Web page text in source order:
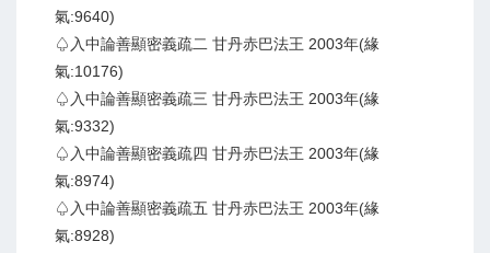
氣:9640)
♤入中論善顯密義疏二 甘丹赤巴法王 2003年(緣
氣:10176)
♤入中論善顯密義疏三 甘丹赤巴法王 2003年(緣
氣:9332)
♤入中論善顯密義疏四 甘丹赤巴法王 2003年(緣
氣:8974)
♤入中論善顯密義疏五 甘丹赤巴法王 2003年(緣
氣:8928)